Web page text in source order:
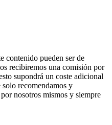
contenido pueden ser de
recibiremos una comisión por
supondrá un coste adicional
recomendamos y
nosotros mismos y siempre